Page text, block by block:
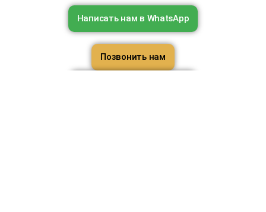
Написать нам в WhatsApp
Позвонить нам